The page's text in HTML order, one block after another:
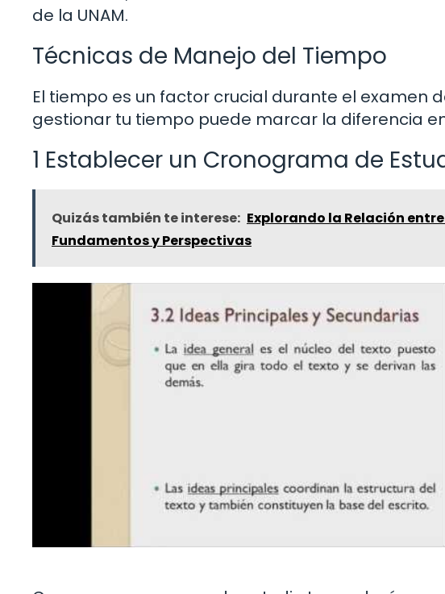
de la UNAM.
Técnicas de Manejo del Tiempo
El tiempo es un factor crucial durante el examen
gestionar tu tiempo puede marcar la diferencia
1 Establecer un Cronograma de
Quizás también te interese: Explorando la Relación
Fundamentos y Perspectivas